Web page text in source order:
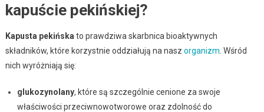
kapuście pekińskiej?
Kapusta pekińska to prawdziwa skarbnica bioaktywnych
składników, które korzystnie oddziałują na nasz organizm . Wśród
nich wyróżniają się:
glukozynolany, które są szczególnie cenione za swoje
właściwości przeciwnowotworowe oraz zdolność do